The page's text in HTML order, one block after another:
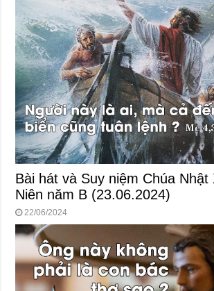
Bài hát và Suy niệm Chúa
Niên năm B (23.06.2024)
22/06/2024